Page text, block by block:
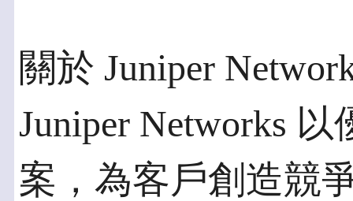
關於 Juniper
Juniper Networks
案，為客戶創造競